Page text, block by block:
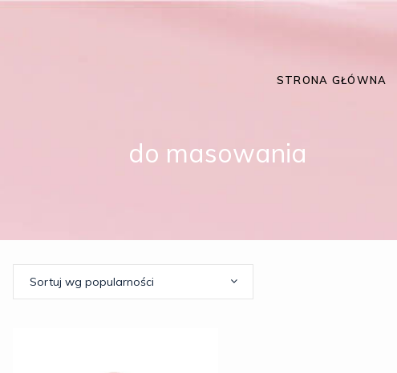
STRONA GŁÓWNA
do masowania
Sortuj wg popularności